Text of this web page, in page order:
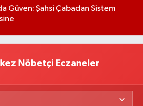
Güven: Şahsi Çabadan Sistem
Nöbetçi Eczaneler